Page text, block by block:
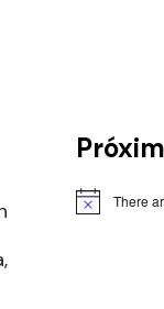
There